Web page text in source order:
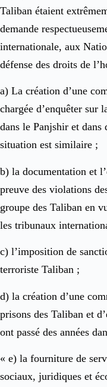
Taliban étaient
demande
internationale, aux
défense des droits de
a) La création d’une
chargée d’enquêter sur
dans le Panjshir et dans
situation est similaire ;
b) la documentation et
preuve des violations
groupe des Taliban en
les tribunaux
c) l’imposition de
terroriste Taliban ;
d) la création d’une
prisons des Taliban et
ont passé des années
« e) la fourniture de
sociaux, juridiques et